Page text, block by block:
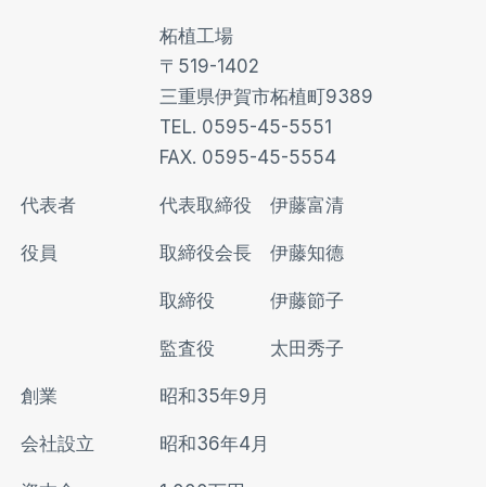
柘植工場
〒519-1402
三重県伊賀市柘植町9389
TEL. 0595-45-5551
FAX. 0595-45-5554
代表者 代表取締役 伊藤富清
役員 取締役会長 伊藤知德
取締役 伊藤節子
監査役 太田秀子
創業 昭和35年9月
会社設立 昭和36年4月